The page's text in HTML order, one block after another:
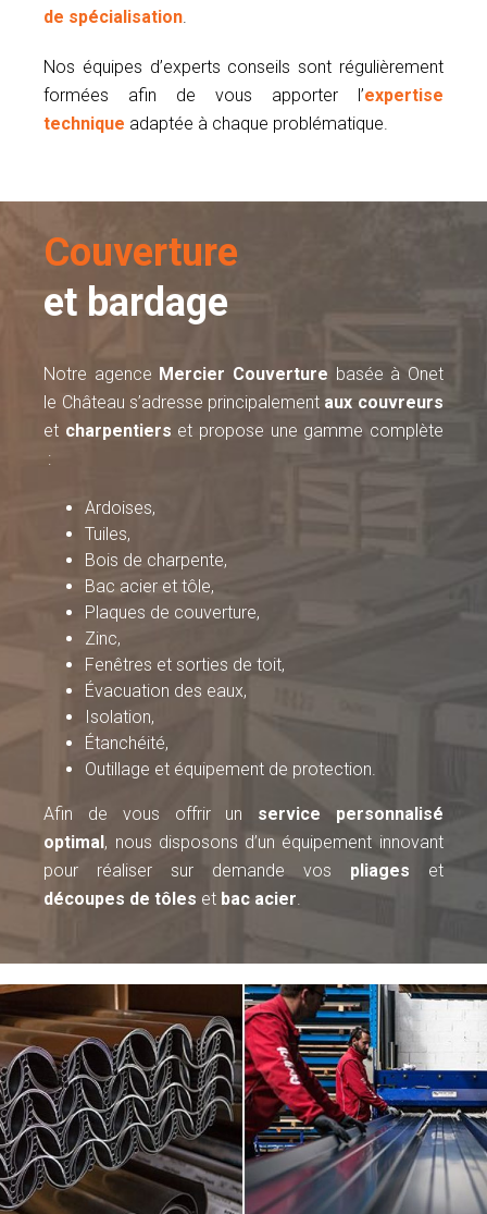
de spécialisation
Nos équipes d’experts conseils sont régulièrement
formées afin de vous apporter l’expertise
technique adaptée à chaque problématique.
Couverture
et bardage
Notre agence Mercier Couverture basée à Onet
le Château s’adresse principalement aux couvreurs
et charpentiers et propose une gamme complète
:
Ardoises,
Tuiles,
Bois de charpente,
Bac acier et tôle,
Plaques de couverture,
Zinc,
Fenêtres et sorties de toit,
Évacuation des eaux,
Isolation,
Étanchéité,
Outillage et équipement de protection.
Afin de vous offrir un service personnalisé
optimal, nous disposons d’un équipement innovant
pour réaliser sur demande vos pliages et
découpes de tôles et bac acier.